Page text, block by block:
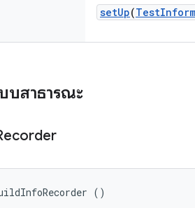
setUp(Test
บสาธารณะ
()